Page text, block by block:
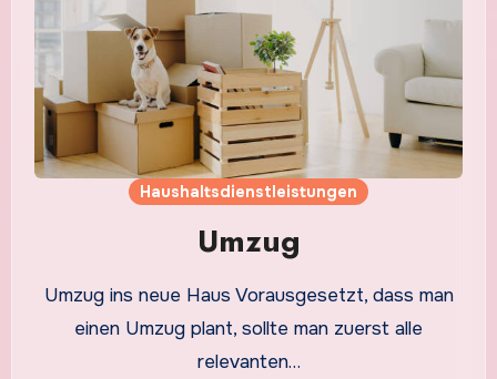
Haushaltsdienstleistungen
Umzug
Umzug ins neue Haus Vorausgesetzt, dass man
einen Umzug plant, sollte man zuerst alle
relevanten…